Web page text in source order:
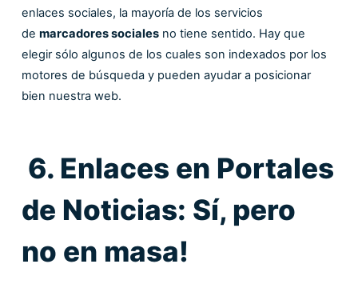
enlaces sociales, la mayoría de los servicios
de marcadores socialesno tiene sentido. Hay que
elegir sólo algunos de los cuales son indexados por los
motores de búsqueda y pueden ayudar a posicionar
bien nuestra web.
6. Enlaces en Portales
de Noticias: Sí, pero
no en masa!